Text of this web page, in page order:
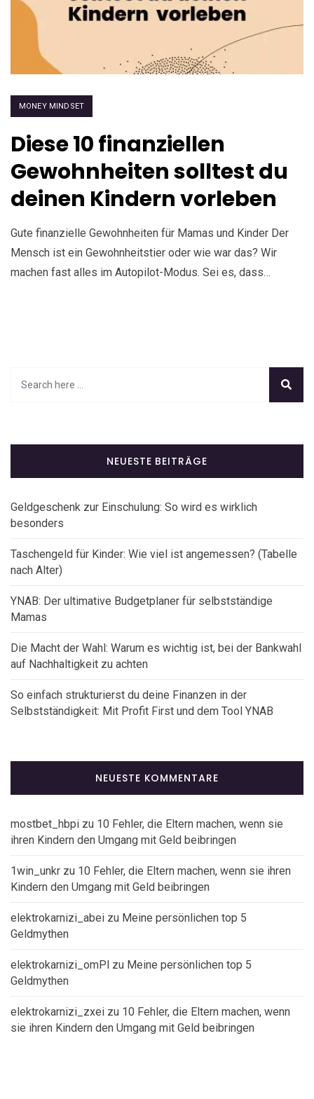
MONEY MINDSET
Diese 10 finanziellen
Gewohnheiten solltest du
deinen Kindern vorleben
Gute finanzielle Gewohnheiten für Mamas und Kinder Der
Mensch ist ein Gewohnheitstier oder wie war das? Wir
machen fast alles im Autopilot-Modus. Sei es, dass…
NEUESTE BEITRÄGE
Geldgeschenk zur Einschulung: So wird es wirklich
besonders
Taschengeld für Kinder: Wie viel ist angemessen? (Tabelle
nach Alter)
YNAB: Der ultimative Budgetplaner für selbstständige
Mamas
Die Macht der Wahl: Warum es wichtig ist, bei der Bankwahl
auf Nachhaltigkeit zu achten
So einfach strukturierst du deine Finanzen in der
Selbstständigkeit: Mit Profit First und dem Tool YNAB
NEUESTE KOMMENTARE
mostbet_hbpi zu 10 Fehler, die Eltern machen, wenn sie
ihren Kindern den Umgang mit Geld beibringen
1win_unkr zu 10 Fehler, die Eltern machen, wenn sie ihren
Kindern den Umgang mit Geld beibringen
elektrokarnizi_abei zu Meine persönlichen top 5
Geldmythen
elektrokarnizi_omPl zu Meine persönlichen top 5
Geldmythen
elektrokarnizi_zxei zu 10 Fehler, die Eltern machen, wenn
sie ihren Kindern den Umgang mit Geld beibringen